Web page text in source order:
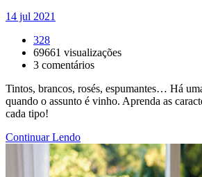
14 jul 2021
328
69661 visualizações
3 comentários
Tintos, brancos, rosés, espumantes… Há
quando o assunto é vinho. Aprenda as
cada tipo!
Continuar Lendo